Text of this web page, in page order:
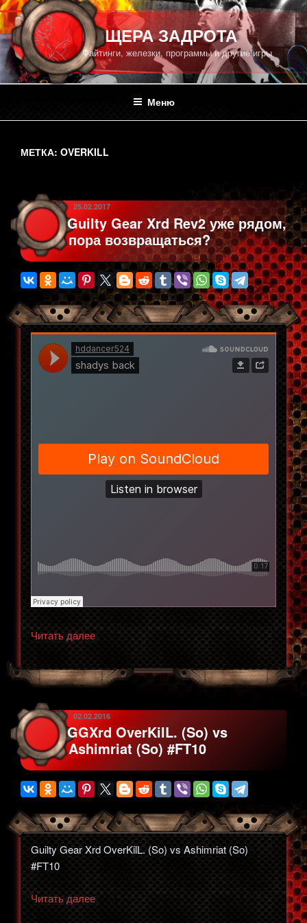
Перейти
к
содержимому
ПЕЩЕРА ЗАДРОТА
Файтинги, железки, программы и другие игры
Меню
МЕТКА: OVERKILL
ОПУБЛИКОВАНО
25.02.2017
Guilty Gear Xrd Rev2 уже рядом,
пора возвращаться?
Читать далее«Guilty
Gear
Xrd
Rev2
рядом,
пора
возвращаться?»
ОПУБЛИКОВАНО
02.02.2016
GGXrd OverKilL. (So) vs
Ashimriat (So) #FT10
Guilty Gear Xrd OverKilL. (So) vs Ashimriat (So)
#FT10
Читать далее«GGXrd
OverKilL.